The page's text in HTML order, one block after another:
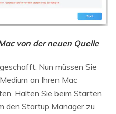
von der neuen Quelle
Nun müssen Sie
an Ihren Mac
Halten Sie beim Starten
den Startup Manager zu